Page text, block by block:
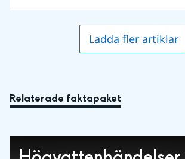
Ladda fler artiklar
Relaterade faktapaket